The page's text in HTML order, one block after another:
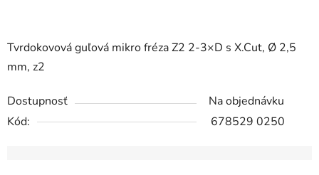
Tvrdokovová guľová mikro fréza Z2 2-3×D s X.Cut, Ø 2,5
mm, z2
Dostupnosť
Na objednávku
Kód:
678529 0250